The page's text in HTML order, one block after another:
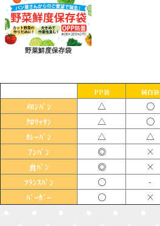
野菜鮮度保存袋
PP袋 純白袋
ﾒﾛﾝﾊﾟﾝ △ 〇
ｸﾛﾜｯｻﾝ △ 〇
ｶﾚｰﾊﾟﾝ △ △
ｱﾝﾊﾟﾝ ◎ ×
食ﾊﾟﾝ ◎ ×
ﾌﾗﾝｽﾊﾟﾝ 〇 -
ﾊﾞｰｶﾞｰ 〇 ×